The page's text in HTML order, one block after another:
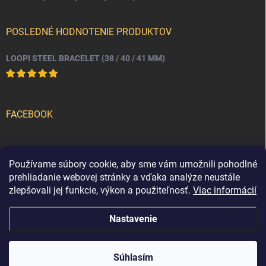
Používame súbory cookie, aby sme vám umožnili pohodlné
prehliadanie webovej stránky a vďaka analýze neustále
zlepšovali jej funkcie, výkon a použiteľnosť. Viac informácií
Nastavenie
Súhlasím
POSLEDNÉ HODNOTENIE PRODUKTOV
LOOPI STEEL BRACELET (38 / 40 / 41 MM)
FACEBOOK
PRIJÍMAME ONLINE PLATBY
loopi. Všetky práva vyhradené.